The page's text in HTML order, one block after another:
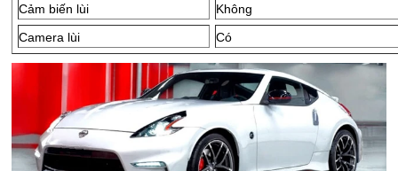
Cảm biến lùi
Không
Camera lùi
Có